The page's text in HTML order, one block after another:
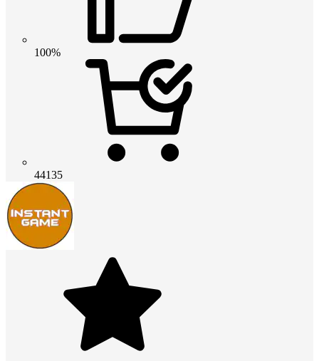
100%
44135